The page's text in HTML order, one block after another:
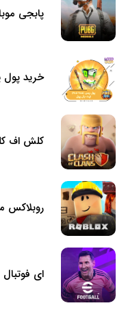
پابجی
خرید
کلش اف
روبلاکس
ای فوتبال eFootball 2024-2025